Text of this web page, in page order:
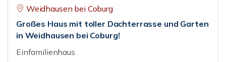
Weidhausen bei Coburg
Großes Haus mit toller Dachterrasse und Garten
in Weidhausen bei Coburg!
Einfamilienhaus